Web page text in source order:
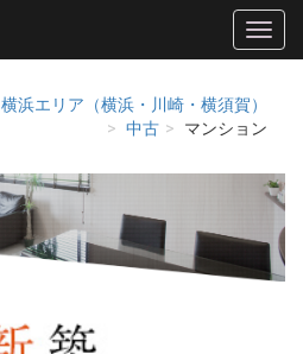
横浜エリア（横浜・川崎・横須賀）
中古
マンション